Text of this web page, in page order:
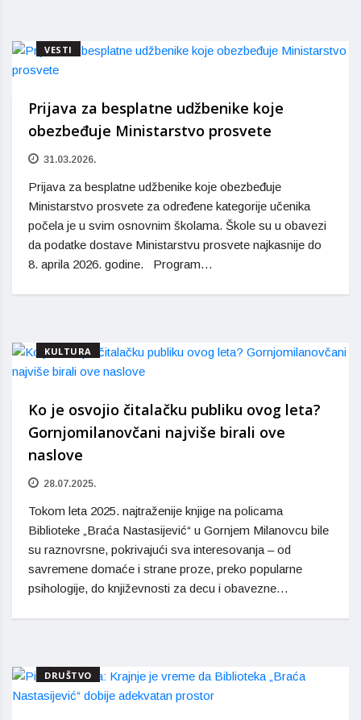
VESTI
Prijava za besplatne udžbenike koje
obezbeđuje Ministarstvo prosvete
31.03.2026.
Prijava za besplatne udžbenike koje obezbeđuje
Ministarstvo prosvete za određene kategorije učenika
počela je u svim osnovnim školama. Škole su u obavezi
da podatke dostave Ministarstvu prosvete najkasnije do
8. aprila 2026. godine. Program…
KULTURA
Ko je osvojio čitalačku publiku ovog leta?
Gornjomilanovčani najviše birali ove
naslove
28.07.2025.
Tokom leta 2025. najtraženije knjige na policama
Biblioteke „Braća Nastasijević“ u Gornjem Milanovcu bile
su raznovrsne, pokrivajući sva interesovanja – od
savremene domaće i strane proze, preko popularne
psihologije, do književnosti za decu i obavezne…
DRUŠTVO